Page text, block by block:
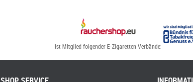
ist Mitglied folgender E-Zigaretten Verbände: